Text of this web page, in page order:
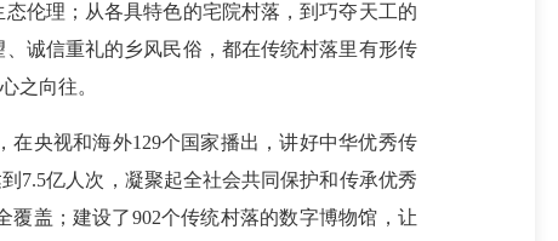
伦理；从各具特色的宅院村落，到巧夺天工的
诚信重礼的乡风民俗，都在传统村落里有形传
之向往。
央视和海外129个国家播出，讲好中华优秀传
7.5亿人次，凝聚起全社会共同保护和传承优秀
盖；建设了902个传统村落的数字博物馆，让